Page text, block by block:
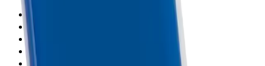
Om Exmed
Produkter
Support